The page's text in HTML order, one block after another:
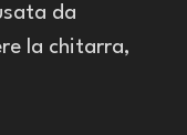
da
la chitarra,